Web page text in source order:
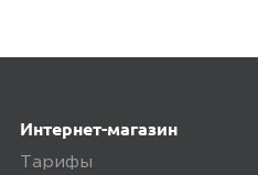
Интернет-магазин
Тарифы